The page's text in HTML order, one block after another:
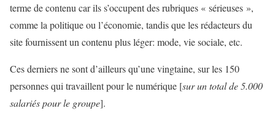
terme de contenu car ils s’occupent des rubriques « sérieuses »,
comme la politique ou l’économie, tandis que les rédacteurs du
site fournissent un contenu plus léger: mode, vie sociale, etc.
Ces derniers ne sont d’ailleurs qu’une vingtaine, sur les 150
personnes qui travaillent pour le numérique [sur un total de 5.000
salariés pour le groupe].